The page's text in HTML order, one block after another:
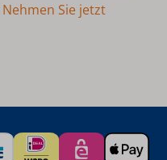
Nehmen Sie jetzt